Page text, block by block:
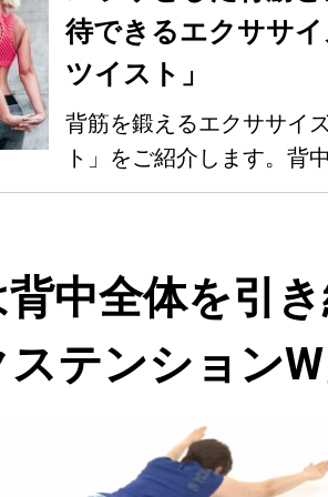
待できるエクササ
ツイスト」
背筋を鍛えるエクササイ
ト」をご紹介します。背
中全体を引
ステンション